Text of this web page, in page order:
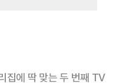
집에 딱 맞는 두 번째 TV